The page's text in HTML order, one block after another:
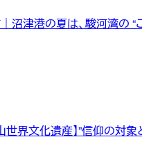
沼津港の夏は、駿河湾の “
世界文化遺産】”信仰の対